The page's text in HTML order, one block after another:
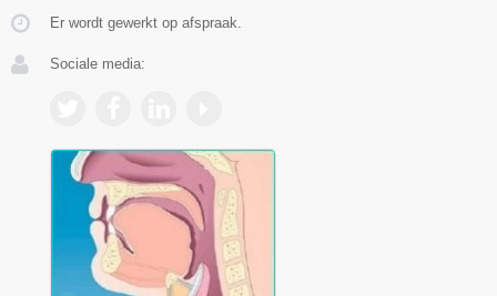
Er wordt gewerkt op afspraak.
Sociale media: